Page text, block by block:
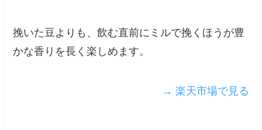
挽いた豆よりも、飲む直前にミルで挽くほうが豊
かな香りを長く楽しめます。
→ 楽天市場で見る